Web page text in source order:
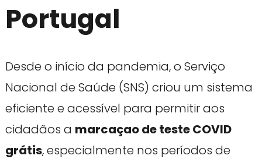
Portugal
Desde o início da pandemia, o Serviço
Nacional de Saúde (SNS) criou um sistema
eficiente e acessível para permitir aos
cidadãos a marcaçao de teste COVID
grátis, especialmente nos períodos de